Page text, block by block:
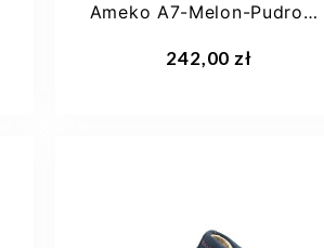
Ameko A7-Melon-Pudrowy
242,00 zł